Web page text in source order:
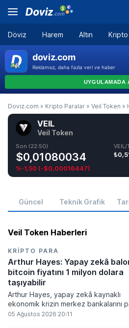
Döviz Harem Altın Kripto
Doviz.com » Kripto Paralar » Veil Token »
VEIL
Veil Token
Son (22:50)
$0,01080034
%-1,50 (-$0,00016447)
VEIL/
Güncel Teknik Grafik
Veil Token Haberleri
KRIPTO PARA
Arthur Hayes: Yapay zekâ
bitcoin fiyatını 1 milyon dolara
taşıyabilir
Arthur Hayes, yapay zekâ kaynaklı
ekonomik krizin merkez bankalarını
basmaya zorlayacağını ve bu durumun
05 Ağustos 2026 20:11